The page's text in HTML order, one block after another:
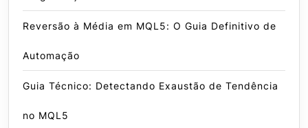
Reversão à Média em MQL5: O Guia Definitivo de
Automação
Guia Técnico: Detectando Exaustão de Tendência
no MQL5